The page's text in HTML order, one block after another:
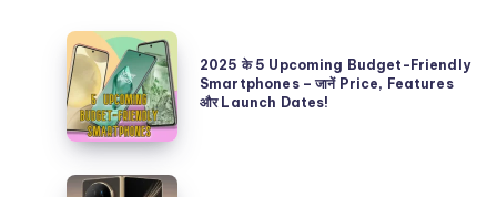
2025
के
5
Upcoming
Budget-
2025 के 5 Upcoming Budget-Friendly
Smartphones – जानें Price, Features
और Launch Dates!
Honor